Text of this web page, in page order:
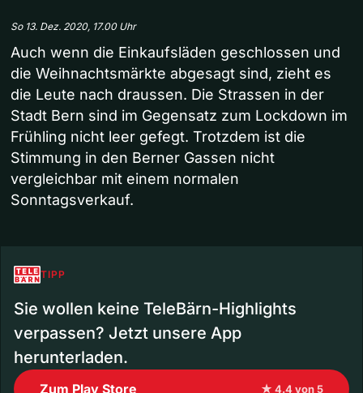
So 13. Dez. 2020, 17.00 Uhr
Auch wenn die Einkaufsläden geschlossen und
die Weihnachtsmärkte abgesagt sind, zieht es
die Leute nach draussen. Die Strassen in der
Stadt Bern sind im Gegensatz zum Lockdown im
Frühling nicht leer gefegt. Trotzdem ist die
Stimmung in den Berner Gassen nicht
vergleichbar mit einem normalen
Sonntagsverkauf.
TIPP
Sie wollen keine TeleBärn-Highlights
verpassen? Jetzt unsere App
herunterladen.
Zum Play Store ★ 4.4 von 5